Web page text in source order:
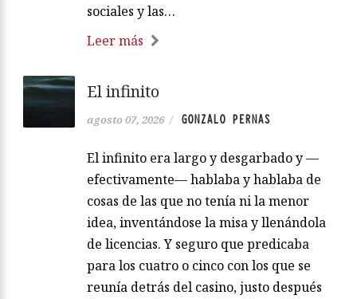
sociales y las…
Leer más
El infinito
agosto 07, 2026 / GONZALO PERNAS
El infinito era largo y desgarbado y —
efectivamente— hablaba y hablaba de
cosas de las que no tenía ni la menor
idea, inventándose la misa y llenándola
de licencias. Y seguro que predicaba
para los cuatro o cinco con los que se
reunía detrás del casino, justo después